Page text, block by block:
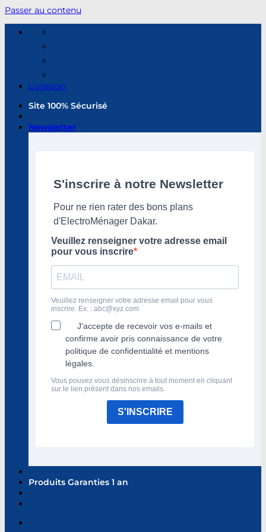
Passer au contenu
Livraison
Site 100% Sécurisé
Newsletter
S'inscrire à notre Newsletter
Pour ne rien rater des bons plans
d'ElectroMénager Dakar.
Veuillez renseigner votre adresse email
pour vous inscrire
Veuillez renseigner votre adresse email pour vous
inscrire. Ex. : abc@xyz.com
J'accepte de recevoir vos e-mails et
confirme avoir pris connaissance de votre
politique de confidentialité et mentions
légales.
Vous pouvez vous désinscrire à tout moment en cliquant
sur le lien présent dans nos emails.
S'INSCRIRE
Produits Garanties 1 an